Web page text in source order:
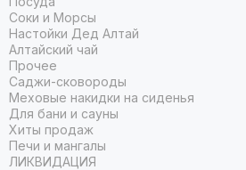
Соки и Морсы
Настойки Дед Алтай
Алтайский чай
Прочее
Саджи-сковороды
Меховые накидки на сиденья
Для бани и сауны
Хиты продаж
Печи и мангалы
ЛИКВИДАЦИЯ